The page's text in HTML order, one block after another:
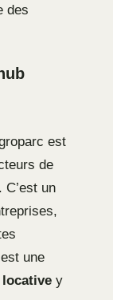
des
est
de
C’est un
une
locative y